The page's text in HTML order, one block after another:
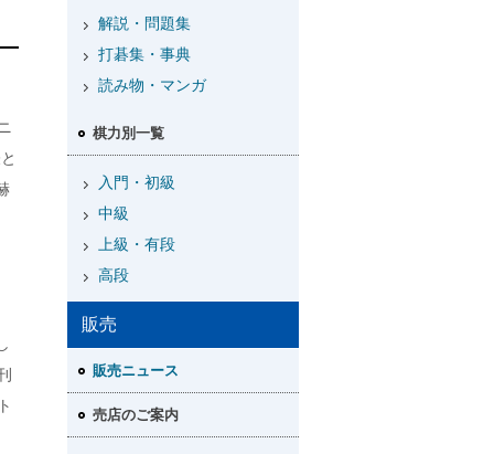
解説・問題集
打碁集・事典
読み物・マンガ
棋力別一覧
入門・初級
中級
上級・有段
高段
販売
販売ニュース
売店のご案内